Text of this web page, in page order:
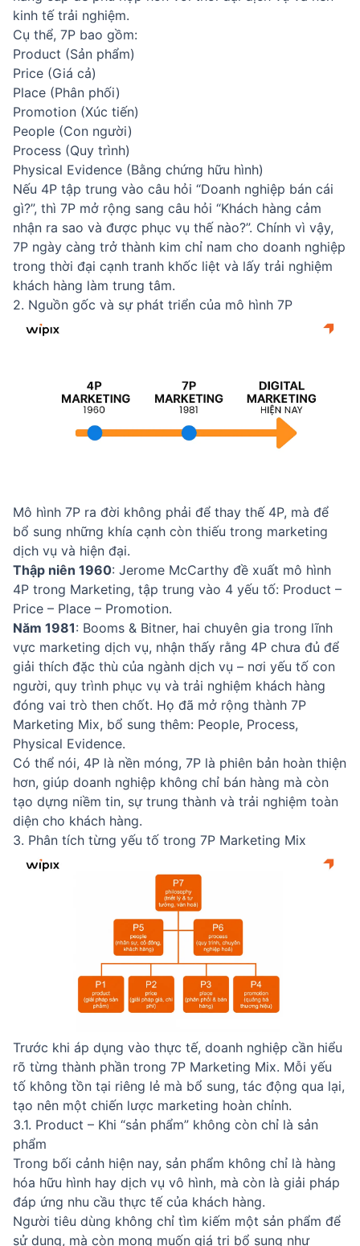
kinh tế trải nghiệm.
Cụ thể, 7P bao gồm:
Product (Sản phẩm)
Price (Giá cả)
Place (Phân phối)
Promotion (Xúc tiến)
People (Con người)
Process (Quy trình)
Physical Evidence (Bằng chứng hữu hình)
Nếu 4P tập trung vào câu hỏi “Doanh nghiệp bán cái
gì?”, thì 7P mở rộng sang câu hỏi “Khách hàng cảm
nhận ra sao và được phục vụ thế nào?”. Chính vì vậy,
7P ngày càng trở thành kim chỉ nam cho doanh nghiệp
trong thời đại cạnh tranh khốc liệt và lấy trải nghiệm
khách hàng làm trung tâm.
2. Nguồn gốc và sự phát triển của mô hình 7P
Mô hình 7P ra đời không phải để thay thế 4P, mà để
bổ sung những khía cạnh còn thiếu trong marketing
dịch vụ và hiện đại.
Thập niên 1960: Jerome McCarthy đề xuất mô hình
4P trong Marketing, tập trung vào 4 yếu tố: Product –
Price – Place – Promotion.
Năm 1981: Booms & Bitner, hai chuyên gia trong lĩnh
vực marketing dịch vụ, nhận thấy rằng 4P chưa đủ để
giải thích đặc thù của ngành dịch vụ – nơi yếu tố con
người, quy trình phục vụ và trải nghiệm khách hàng
đóng vai trò then chốt. Họ đã mở rộng thành 7P
Marketing Mix, bổ sung thêm: People, Process,
Physical Evidence.
Có thể nói, 4P là nền móng, 7P là phiên bản hoàn thiện
hơn, giúp doanh nghiệp không chỉ bán hàng mà còn
tạo dựng niềm tin, sự trung thành và trải nghiệm toàn
diện cho khách hàng.
3. Phân tích từng yếu tố trong 7P Marketing Mix
Trước khi áp dụng vào thực tế, doanh nghiệp cần hiểu
rõ từng thành phần trong 7P Marketing Mix. Mỗi yếu
tố không tồn tại riêng lẻ mà bổ sung, tác động qua lại,
tạo nên một chiến lược marketing hoàn chỉnh.
3.1. Product – Khi “sản phẩm” không còn chỉ là sản
phẩm
Trong bối cảnh hiện nay, sản phẩm không chỉ là hàng
hóa hữu hình hay dịch vụ vô hình, mà còn là giải pháp
đáp ứng nhu cầu thực tế của khách hàng.
Người tiêu dùng không chỉ tìm kiếm một sản phẩm để
sử dụng, mà còn mong muốn giá trị bổ sung như